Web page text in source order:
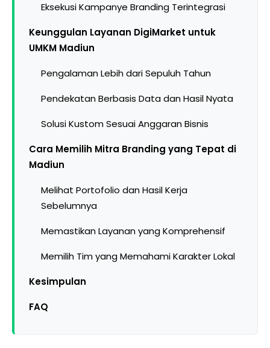
Eksekusi Kampanye Branding Terintegrasi
Keunggulan Layanan DigiMarket untuk
UMKM Madiun
Pengalaman Lebih dari Sepuluh Tahun
Pendekatan Berbasis Data dan Hasil Nyata
Solusi Kustom Sesuai Anggaran Bisnis
Cara Memilih Mitra Branding yang Tepat di
Madiun
Melihat Portofolio dan Hasil Kerja
Sebelumnya
Memastikan Layanan yang Komprehensif
Memilih Tim yang Memahami Karakter Lokal
Kesimpulan
FAQ